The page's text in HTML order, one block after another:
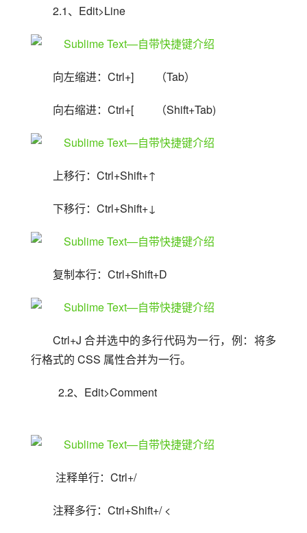
2.1、Edit>Line
向左缩进：Ctrl+]　　（Tab）
向右缩进：Ctrl+[　　（Shift+Tab)
上移行：Ctrl+Shift+↑
下移行：Ctrl+Shift+↓
复制本行：Ctrl+Shift+D
Ctrl+J 合并选中的多行代码为一行，例：将多
行格式的 CSS 属性合并为一行。
  2.2、Edit>Comment
注释单行：Ctrl+/
注释多行：Ctrl+Shift+/ <